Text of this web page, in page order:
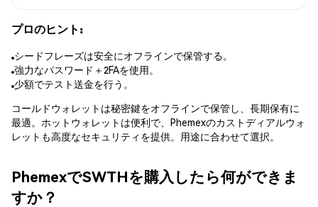
プロのヒント:
シードフレーズは安全にオフラインで保管する。
強力なパスワード＋2FAを使用。
少額でテスト送金を行う。
コールドウォレットは秘密鍵をオフラインで保管し、長期保有に
最適。ホットウォレットは便利で、Phemexのカストディアルウォ
レットも高度なセキュリティを提供。用途に合わせて選択。
PhemexでSWTHを購入したら何ができま
すか？